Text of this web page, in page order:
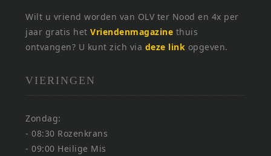
Wilt u vriend worden van OLV ter Nood en 4x per
jaar gratis hetVriendenmagazine thuis
ontvangen? U kunt zich via deze link opgeven.
VIERINGEN
Zondag:
- 08:30 Rozenkrans
- 09:00 Heilige Mis